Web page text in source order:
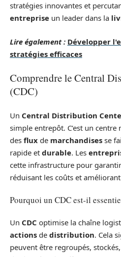
stratégies innovantes et
entreprise un leader dans la
Lire également : Développer
stratégies efficaces
Comprendre le Central
(CDC)
Un Central Distribution
simple entrepôt. C’est un
des flux de marchandises se
rapide et durable. Les
cette infrastructure pour
réduisant les coûts et
Pourquoi un CDC est-il
Un CDC optimise la chaîne
actions de distribution. Cela
peuvent être regroupés,